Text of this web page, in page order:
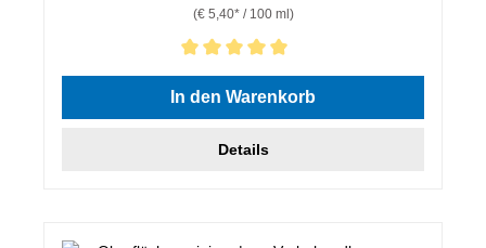
(€ 5,40* / 100 ml)
Durchschnittliche Bewertung von 5 von 5 Sternen
In den Warenkorb
Details